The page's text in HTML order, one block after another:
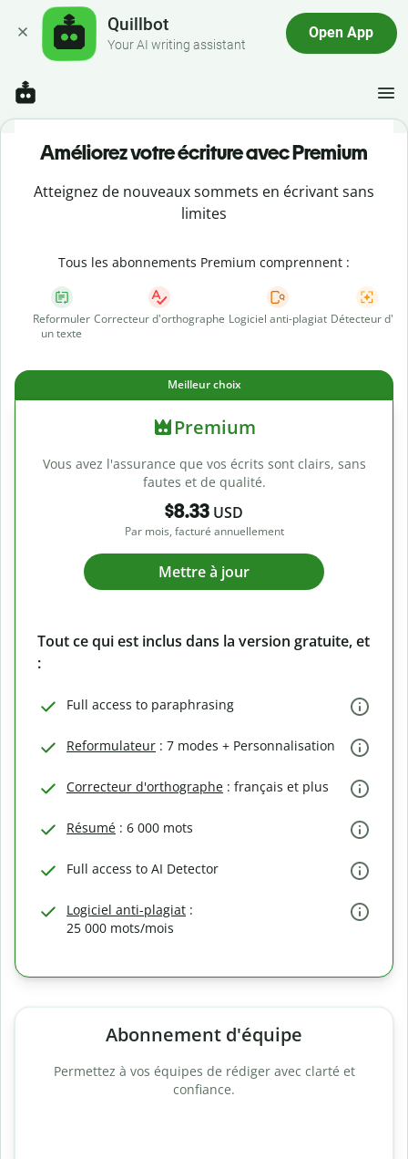
Quillbot
Your AI writing assistant
Open App
Améliorez votre écriture avec Premium
Atteignez de nouveaux sommets en écrivant sans
limites
Tous les abonnements Premium comprennent :
Reformuler
un texte
Correcteur d'orthographe Logiciel anti-plagiat Détecteur d'IA
Meilleur choix
Premium
Vous avez l'assurance que vos écrits sont clairs, sans
fautes et de qualité.
$8.33 USD
Par mois, facturé annuellement
Mettre à jour
Tout ce qui est inclus dans la version gratuite, et
:
Full access to paraphrasing
Reformulateur : 7 modes + Personnalisation
Correcteur d'orthographe : français et plus
Résumé : 6 000 mots
Full access to AI Detector
Logiciel anti-plagiat :
25 000 mots/mois
Abonnement d'équipe
Permettez à vos équipes de rédiger avec clarté et
confiance.